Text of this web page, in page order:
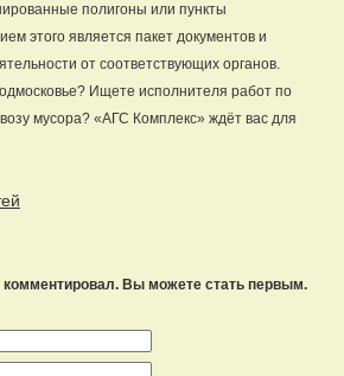
полигоны или пункты
этого является пакет документов и
от соответствующих органов.
Ищете исполнителя работ по
мусора? «АГС Комплекс» ждёт вас для
комментировал. Вы можете стать первым.